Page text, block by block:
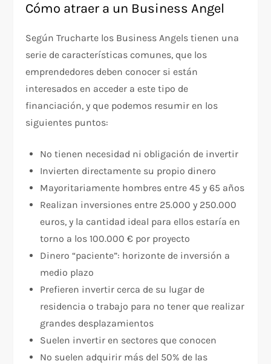
Cómo atraer a un Business Angel
Según Trucharte los Business Angels tienen una
serie de características comunes, que los
emprendedores deben conocer si están
interesados en acceder a este tipo de
financiación, y que podemos resumir en los
siguientes puntos:
No tienen necesidad ni obligación de invertir
Invierten directamente su propio dinero
Mayoritariamente hombres entre 45 y 65 años
Realizan inversiones entre 25.000 y 250.000
euros, y la cantidad ideal para ellos estaría en
torno a los 100.000 € por proyecto
Dinero “paciente”: horizonte de inversión a
medio plazo
Prefieren invertir cerca de su lugar de
residencia o trabajo para no tener que realizar
grandes desplazamientos
Suelen invertir en sectores que conocen
No suelen adquirir más del 50% de las